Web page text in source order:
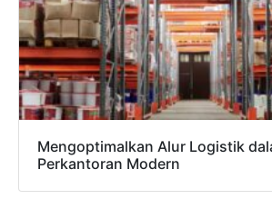
Mengoptimalkan Alur Logistik
Perkantoran Modern